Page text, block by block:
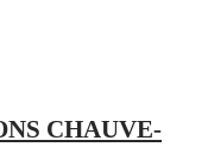
CHAUVE-